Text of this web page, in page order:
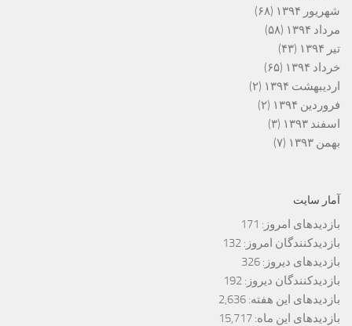
شهریور ۱۳۹۴
(۶۸)
مرداد ۱۳۹۴
(۵۸)
تیر ۱۳۹۴
(۴۳)
خرداد ۱۳۹۴
(۶۵)
اردیبهشت ۱۳۹۴
(۲)
فروردین ۱۳۹۴
(۲)
اسفند ۱۳۹۳
(۳)
بهمن ۱۳۹۳
(۷)
آمار سایت
بازدیدهای امروز: 171
بازدیدکنندگان امروز: 132
بازدیدهای دیروز: 326
بازدیدکنندگان دیروز: 192
بازدیدهای این هفته: 2,636
بازدیدهای این ماه: 15,717